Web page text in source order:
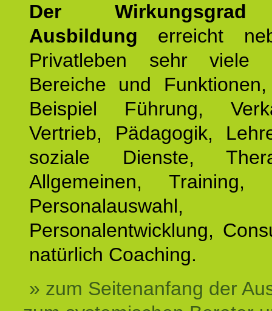
Der
Ausbildung erreicht
Privatleben sehr viele
Bereiche und
Beispiel Führung,
Vertrieb, Pädagogik,
soziale Dienste,
Allgemeinen, Training,
Personalauswahl,
Personalentwicklung,
natürlich Coaching.
» zum Seitenanfang der